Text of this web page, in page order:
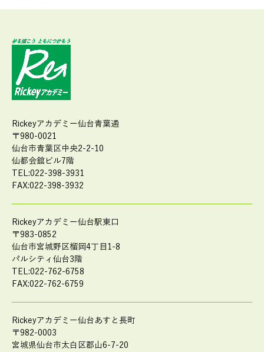
Rickeyアカデミー仙台青葉通
〒980-0021
仙台市青葉区中央2-2-10
仙都会舘ビル7階
TEL:022-398-3931
FAX:022-398-3932
Rickeyアカデミー仙台駅東口
〒983-0852
仙台市宮城野区榴岡4丁目1-8
パルシティ仙台3階
TEL:022-762-6758
FAX:022-762-6759
Rickeyアカデミー仙台あすと長町
〒982-0003
宮城県仙台市太白区郡山6-7-20